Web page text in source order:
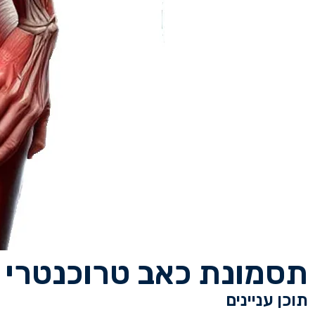
תסמונת כאב טרוכנטרי
תוכן עניינים